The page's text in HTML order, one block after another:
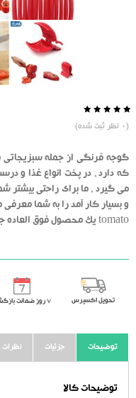
از
50
رای
دهنده
(
0 نظر ثبت شده)
گوجه فرنگی از جمله
که دارد ، در پخت انواع غذا و
می گیرد ، ما برای راحتی بیشتر
tomato یک محصول فوق العاده جهت استفاده در آشپزخانه ها است.
تحویل اکسپرس ٧ روز ضمانت بازگشت
توضیحات جزئیات نظرات
توضیحات کالا